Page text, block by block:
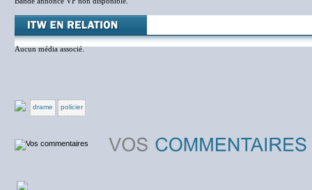
Aucun média associé.
drame policier